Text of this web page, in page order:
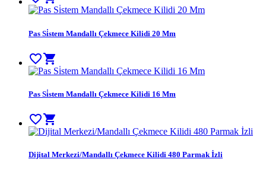
Pas Si̇stem Mandallı Çekmece Kilidi 20 Mm
favorite_bordershopping_cart
Pas Si̇stem Mandallı Çekmece Kilidi 16 Mm
favorite_bordershopping_cart
Dijital Merkezi/Mandallı Çekmece Kilidi 480 Parmak İzli